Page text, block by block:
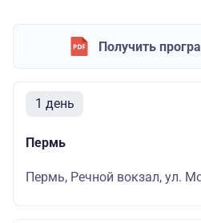
Получить
1 день
Пермь
Пермь, Речной вокзал, ул.